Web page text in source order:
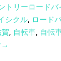
トリーロードバ
シクル, ロード
, 自転車, 自転
→